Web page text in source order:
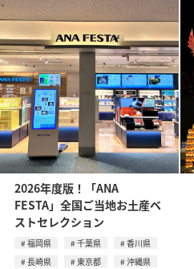
2026年度版！「ANA
FESTA」全国ご当地お土産ベ
ストセレクション
福岡県 千葉県
香川県
長崎県
東京都
沖縄県